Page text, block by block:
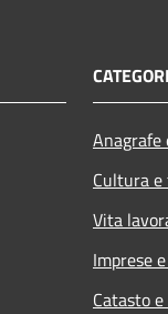
Cultura
Vita
Imprese
Catasto